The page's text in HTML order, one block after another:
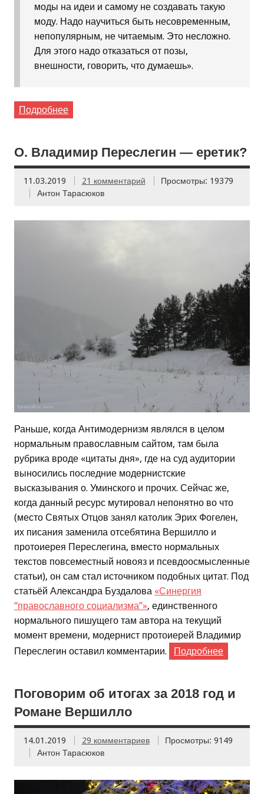
моды на идеи и самому не создавать такую
моду. Надо научиться быть несовременным,
непопулярным, не читаемым. Это несложно.
Для этого надо отказаться от позы,
внешности, говорить, что думаешь».
Подробнее
О. Владимир Переслегин — еретик?
11.03.2019 21 комментарий
Просмотры: 19379
Антон Тарасюков
Раньше, когда Антимодернизм являлся в целом
нормальным православным сайтом, там была
рубрика вроде «цитаты дня», где на суд аудитории
выносились последние модернистские
высказывания о. Уминского и прочих. Сейчас же,
когда данный ресурс мутировал непонятно во что
(место Святых Отцов занял католик Эрих Фогелен,
их писания заменила отсебятина Вершилло и
протоиерея Переслегина, вместо нормальных
текстов повсеместный новояз и псевдоосмысленные
статьи), он сам стал источником подобных цитат. Под
статьёй Александра Буздалова «Синергия
“православного социализма”», единственного
нормального пишущего там автора на текущий
момент времени, модернист протоиерей Владимир
Переслегин оставил комментарии.
Подробнее
Поговорим об итогах за 2018 год и
Романе Вершилло
14.01.2019 29 комментариев
Просмотры: 9149
Антон Тарасюков